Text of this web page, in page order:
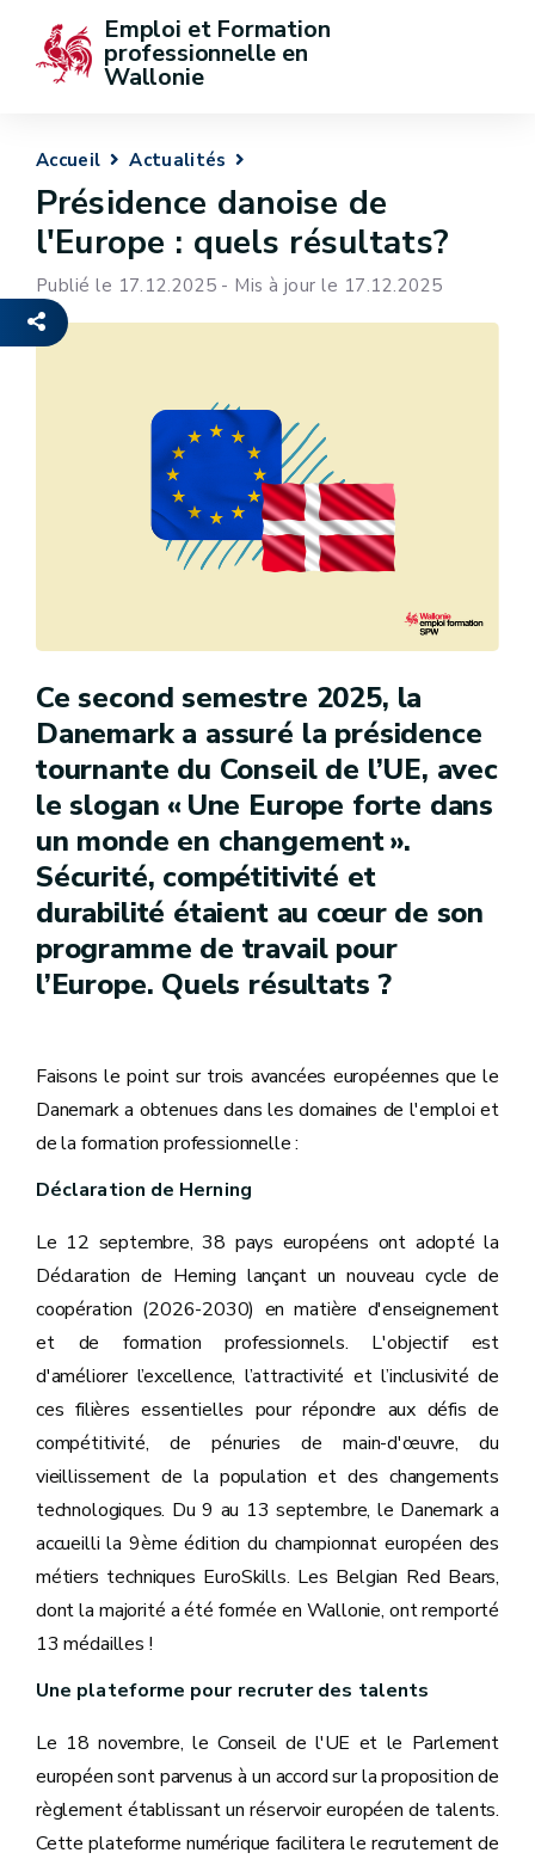
Emploi et Formation
professionnelle en
Wallonie
Accueil Actualités
Présidence danoise de
l'Europe : quels résultats?
Publié le 17.12.2025 - Mis à jour le 17.12.2025
Ce second semestre 2025, la
Danemark a assuré la présidence
tournante du Conseil de l’UE, avec
le slogan « Une Europe forte dans
un monde en changement ».
Sécurité, compétitivité et
durabilité étaient au cœur de son
programme de travail pour
l’Europe. Quels résultats ?
Faisons le point sur trois avancées européennes que le
Danemark a obtenues dans les domaines de l'emploi et
de la formation professionnelle :
Déclaration de Herning
Le 12 septembre, 38 pays européens ont adopté la
Déclaration de Herning lançant un nouveau cycle de
coopération (2026-2030) en matière d'enseignement
et de formation professionnels. L'objectif est
d'améliorer l’excellence, l’attractivité et l’inclusivité de
ces filières essentielles pour répondre aux défis de
compétitivité, de pénuries de main-d'œuvre, du
vieillissement de la population et des changements
technologiques. Du 9 au 13 septembre, le Danemark a
accueilli la 9ème édition du championnat européen des
métiers techniques EuroSkills. Les Belgian Red Bears,
dont la majorité a été formée en Wallonie, ont remporté
13 médailles !
Une plateforme pour recruter des talents
Le 18 novembre, le Conseil de l'UE et le Parlement
européen sont parvenus à un accord sur la proposition de
règlement établissant un réservoir européen de talents.
Cette plateforme numérique facilitera le recrutement de